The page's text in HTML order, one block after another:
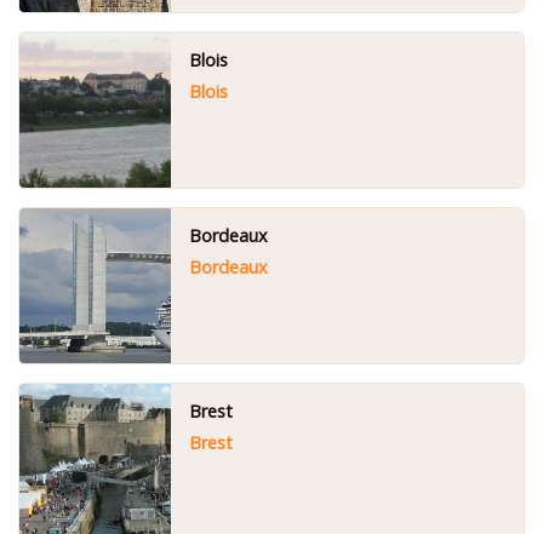
Blois
Blois
Bordeaux
Bordeaux
Brest
Brest